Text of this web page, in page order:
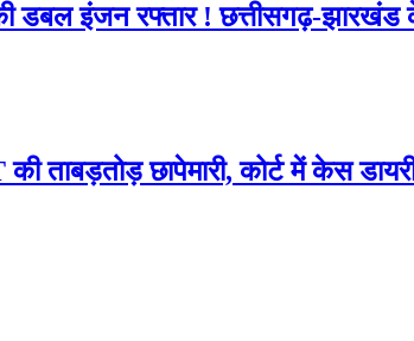
डबल इंजन रफ्तार ! छत्तीसगढ़-
ताबड़तोड़ छापेमारी, कोर्ट में केस